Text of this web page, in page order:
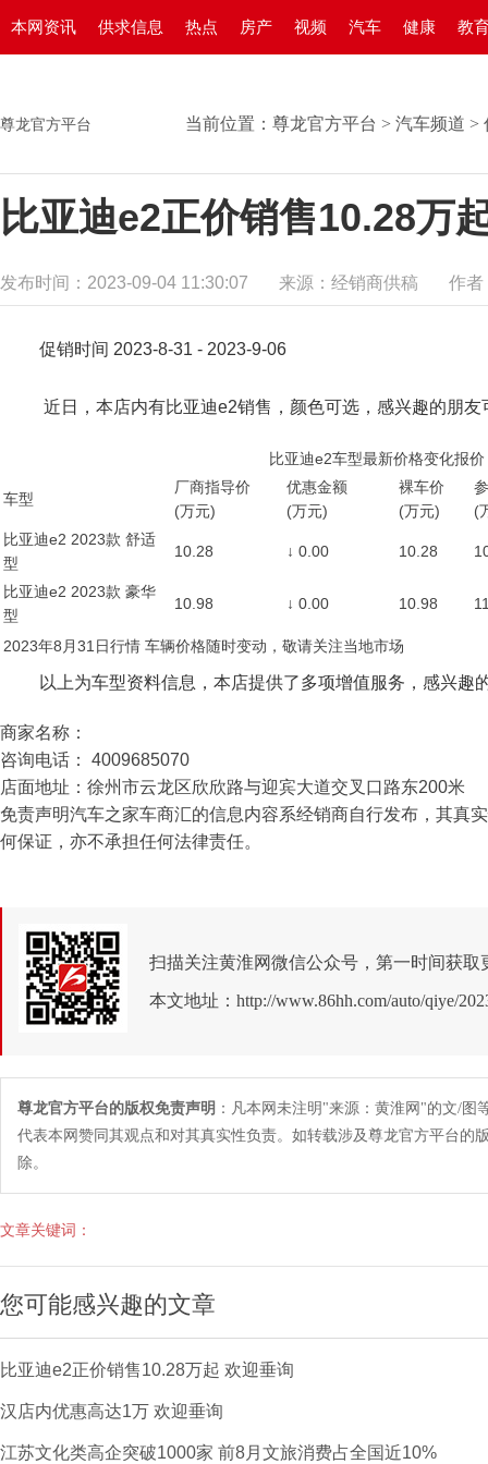
本网资讯 供求信息 热点 房产 视频 汽车 健康 教
尊龙官方平台 当前位置： 尊龙官方平台 > 汽车频道 >
比亚迪e2正价销售10.28万
发布时间：2023-09-04 11:30:07 来源：经销商供稿 作者
促销时间 2023-8-31 - 2023-9-06
近日，本店内有比亚迪e2销售，颜色可选，感兴趣的朋
比亚迪e2车型最新价格变化报价
车型
厂商指导价
(万元)
优惠金额
(万元)
裸车价
(万元)
(
比亚迪e2 2023款 舒适
型
10.28 ↓ 0.00 10.28
比亚迪e2 2023款 豪华
型
10.98 ↓ 0.00 10.98
2023年8月31日行情 车辆价格随时变动，敬请关注当地市场
以上为车型资料信息，本店提供了多项增值服务，感兴趣
商家名称：
咨询电话： 4009685070
店面地址：徐州市云龙区欣欣路与迎宾大道交叉口路东200米
免责声明汽车之家车商汇的信息内容系经销商自行发布，其真
何保证，亦不承担任何法律责任。
扫描关注黄淮网微信公众号，第一时间获取
本文地址： http://www.86hh.com/auto/qiye/
尊龙官方平台的版权免责声明 ：凡本网未注明"来源：黄淮网"的文/
代表本网赞同其观点和对其真实性负责。如转载涉及尊龙官方平台的
除。
文章关键词：
您可能感兴趣的文章
比亚迪e2正价销售10.28万起 欢迎垂询
汉店内优惠高达1万 欢迎垂询
江苏文化类高企突破1000家 前8月文旅消费占全国近10%